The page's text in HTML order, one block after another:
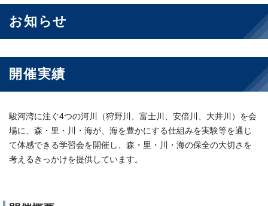
お知らせ
開催実績
駿河湾に注ぐ4つの河川（狩野川、富士川、安倍川、大井川）を会
場に、森・里・川・海が、海を豊かにする仕組みを実験等を通じ
て体感できる学習会を開催し、森・里・川・海の保全の大切さを
考えるきっかけを提供しています。